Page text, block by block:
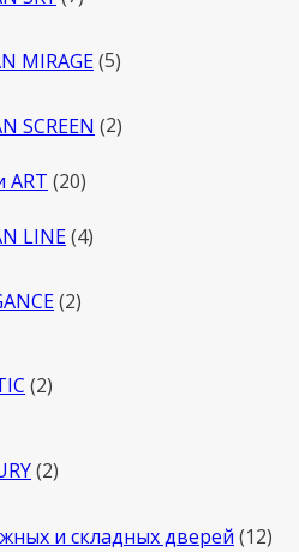
MIRAGE 55
SCREEN 22
ART 2020
LINE 44
22
2товара
22
и складных дверей 1212